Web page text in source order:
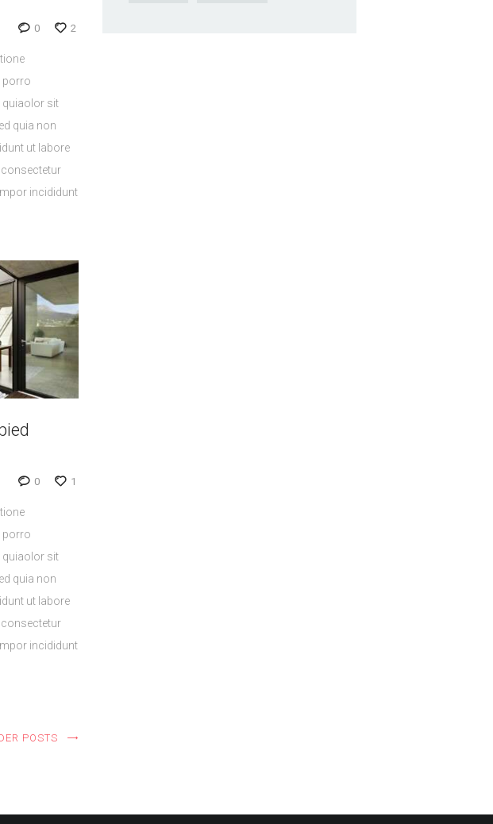
2
0
porro
quiaolor sit
quia non
ut labore
incididunt
1
0
porro
quiaolor sit
quia non
ut labore
incididunt
POSTS